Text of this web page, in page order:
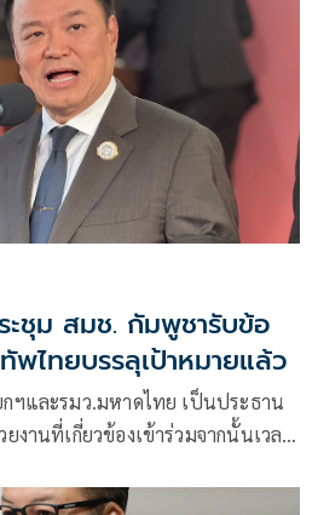
ชุม สมช. กัมพูชารับข้อ
ไทยบรรลุเป้าหมายแล้ว
ฯและรมว.มหาดไทย เป็นประธาน
งานที่เกี่ยวข้องเข้าร่วมจากนั้นเวลา
ล้ว ยังเป็นการประชุม คณะรัฐมนตรี